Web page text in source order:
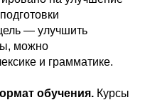
— улучшить
можно
и грамматике.
обучения. Курсы